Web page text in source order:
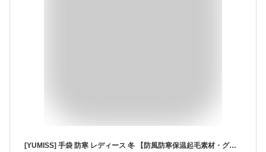
[YUMISS] 手袋 防寒 レディース 冬 【防風防寒保温起毛素材・グリップ力が高い滑り止め付き】 防水 スマホ 暖かい 柔らかい タッチパネル対応 撥水加工 快適 耐久性 自転車 アウトドア てぶくろ (ブラック, Free Size)